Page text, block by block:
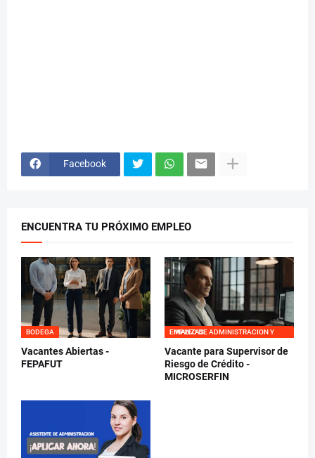
Facebook
ENCUENTRA TU PRÓXIMO EMPLEO
BODEGA
Vacantes Abiertas -
FEPAFUT
EMPLEO DE ADMINISTRACION Y FINANZAS
Vacante para Supervisor de
Riesgo de Crédito -
MICROSERFIN